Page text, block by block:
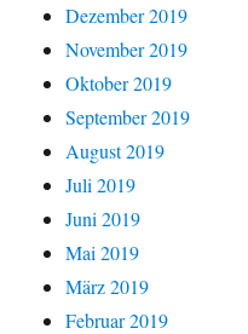
Dezember 2019
November 2019
Oktober 2019
September 2019
August 2019
Juli 2019
Juni 2019
Mai 2019
März 2019
Februar 2019